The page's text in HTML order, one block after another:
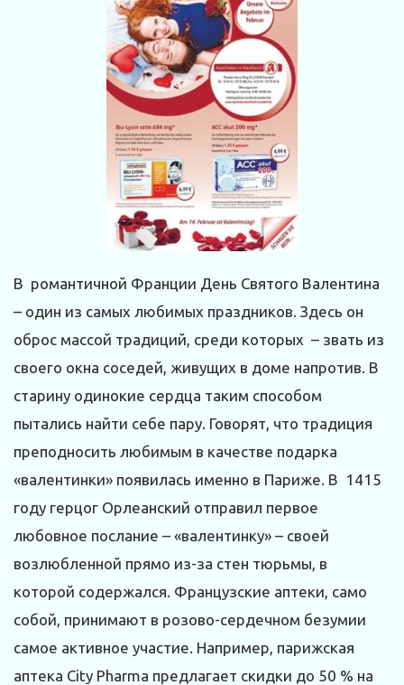
В романтичной Франции День Святого Валентина
– один из самых любимых праздников. Здесь он
оброс массой традиций, среди которых – звать из
своего окна соседей, живущих в доме напротив. В
старину одинокие сердца таким способом
пытались найти себе пару. Говорят, что традиция
преподносить любимым в качестве подарка
«валентинки» появилась именно в Париже. В 1415
году герцог Орлеанский отправил первое
любовное послание – «валентинку» – своей
возлюбленной прямо из-за стен тюрьмы, в
которой содержался. Французские аптеки, само
собой, принимают в розово-сердечном безумии
самое активное участие. Например, парижская
аптека City Pharma предлагает скидки до 50 % на